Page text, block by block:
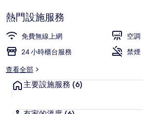
熱門設施服務
免費無線上網
空調
24 小時櫃台服務
禁煙
查看全部
主要設施服務 (6)